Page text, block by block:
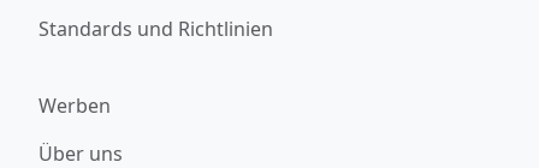
Standards und Richtlinien
Werben
Über uns